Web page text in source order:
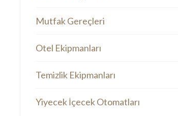
Mutfak Gereçleri
Otel Ekipmanları
Temizlik Ekipmanları
Yiyecek İçecek Otomatları